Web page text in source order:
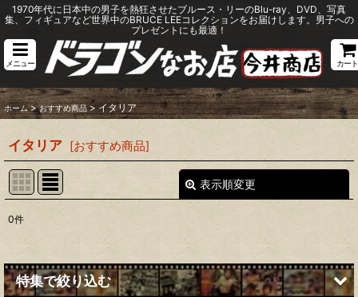
1970年代に日本中の男子を熱狂させたブルース・リーのBlu-ray、DVD、写真
集、フィギュアなど世界中のBRUCE LEEコレクションをお届けします。男子への
プレゼントにも最適！
メニュー カート
ホーム > おすすめ商品 > イタリア
イタリア [おすすめ商品]
表示順変更
並び順:
0件
特集で絞り込む